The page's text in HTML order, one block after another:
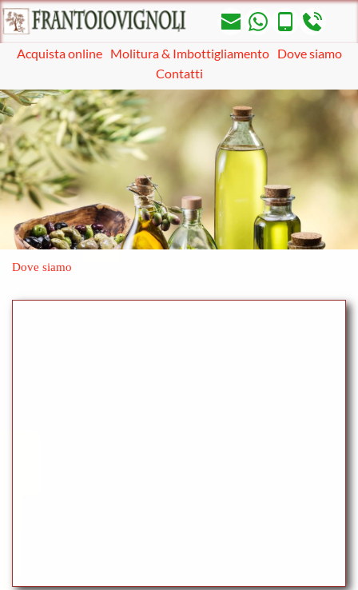
Acquista online Molitura & Imbottigliamento
Dove siamo
Contatti
Dove siamo